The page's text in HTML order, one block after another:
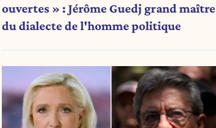
ouvertes » : Jérôme Guedj grand maître
du dialecte de l'homme politique